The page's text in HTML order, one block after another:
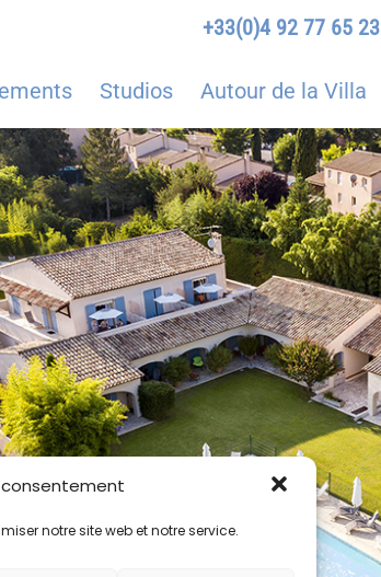
consentement
notre site web et notre service.
+33(0)4 92 77 65 23
Studios Autour de la Villa